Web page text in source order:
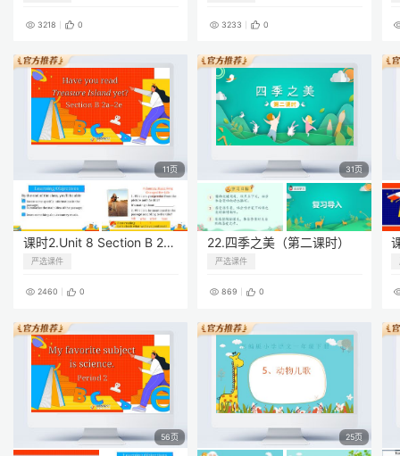
3218 0 3233 0
11页
课时2.Unit 8 Section B 2a-2e
严选课件
2460 0
31页
22.四季之美（第二课时）
严选课件
869 0
56页 25页